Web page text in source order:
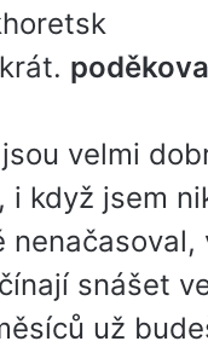
velmi
i když jsem
nenačasoval,
snášet
už